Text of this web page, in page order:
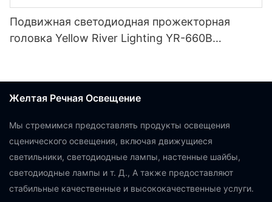
Подвижная светодиодная прожекторная
головка Yellow River Lighting YR-660B
Желтая Речная Освещение
Мы стремимся предоставлять продукты освещения
сценического освещения, включая движущиеся
светильники, светодиодные лампы, настенные шайбы,
светодиодные лампы и т. Д., А также предоставляют
стабильные качественные и высококачественные услуги.